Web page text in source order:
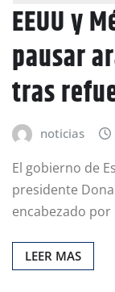
EEUU y
pausar
tras
noticias
El gobierno de
presidente
encabezado
LEER MAS